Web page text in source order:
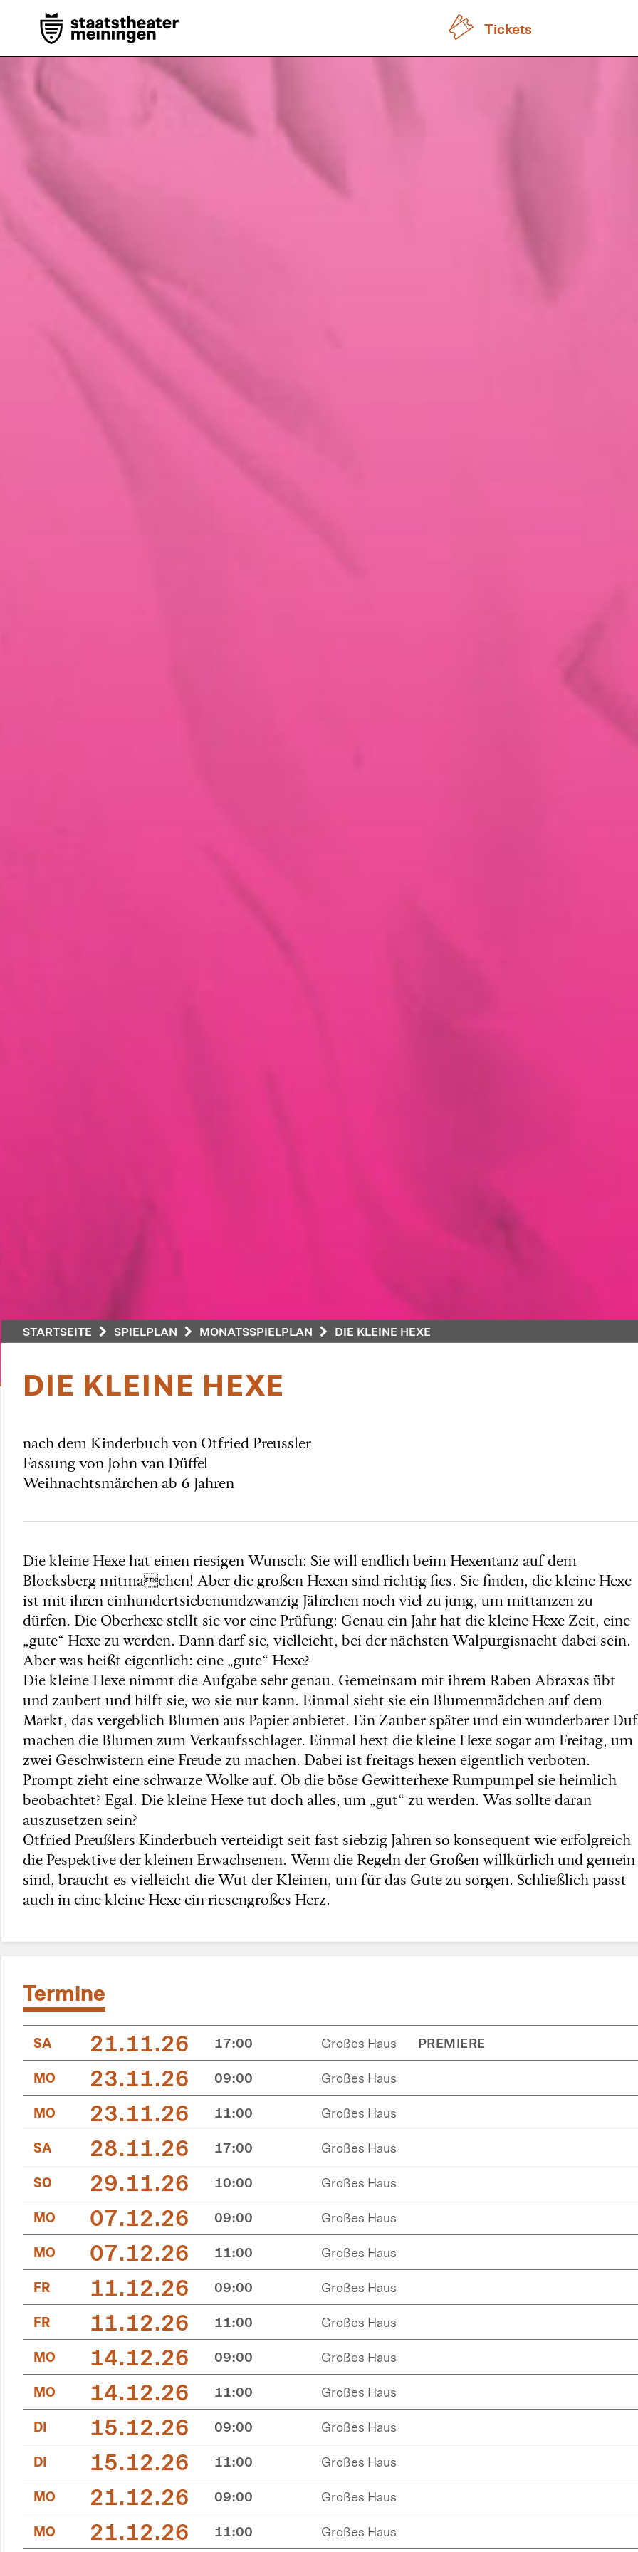
Tickets
STARTSEITE SPIELPLAN MONATSSPIELPLAN DIE KLEINE HEXE
DIE KLEINE HEXE
nach dem Kinderbuch von Otfried Preussler
Fassung von John van Düffel
Weihnachtsmärchen ab 6 Jahren
Die kleine Hexe hat einen riesigen Wunsch: Sie will endlich beim Hexentanz auf dem
Blocksberg mitmachen! Aber die großen Hexen sind richtig fies. Sie finden, die kleine Hexe
ist mit ihren einhundertsiebenundzwanzig Jährchen noch viel zu jung, um mittanzen zu
dürfen. Die Oberhexe stellt sie vor eine Prüfung: Genau ein Jahr hat die kleine Hexe Zeit, eine
„gute“ Hexe zu werden. Dann darf sie, vielleicht, bei der nächsten Walpurgisnacht dabei sein.
Aber was heißt eigentlich: eine „gute“ Hexe?
Die kleine Hexe nimmt die Aufgabe sehr genau. Gemeinsam mit ihrem Raben Abraxas übt
und zaubert und hilft sie, wo sie nur kann. Einmal sieht sie ein Blumenmädchen auf dem
Markt, das vergeblich Blumen aus Papier anbietet. Ein Zauber später und ein wunderbarer
machen die Blumen zum Verkaufsschlager. Einmal hext die kleine Hexe sogar am Freitag, um
zwei Geschwistern eine Freude zu machen. Dabei ist freitags hexen eigentlich verboten.
Prompt zieht eine schwarze Wolke auf. Ob die böse Gewitterhexe Rumpumpel sie heimlich
beobachtet? Egal. Die kleine Hexe tut doch alles, um „gut“ zu werden. Was sollte daran
auszusetzen sein?
Otfried Preußlers Kinderbuch verteidigt seit fast siebzig Jahren so konsequent wie erfolgreich
die Pespektive der kleinen Erwachsenen. Wenn die Regeln der Großen willkürlich und gemein
sind, braucht es vielleicht die Wut der Kleinen, um für das Gute zu sorgen. Schließlich passt
auch in eine kleine Hexe ein riesengroßes Herz.
Termine
SA 21.11.26 17:00 Großes Haus
PREMIERE
MO
23.11.26 09:00
Großes Haus
MO
23.11.26 11:00
Großes Haus
SA
28.11.26 17:00
Großes Haus
SO
29.11.26 10:00
Großes Haus
MO
07.12.26 09:00
Großes Haus
MO
07.12.26 11:00
Großes Haus
FR
11.12.26 09:00
Großes Haus
FR
11.12.26 11:00
Großes Haus
MO
14.12.26 09:00
Großes Haus
MO
14.12.26 11:00
Großes Haus
DI
15.12.26 09:00
Großes Haus
DI
15.12.26 11:00
Großes Haus
MO
21.12.26 09:00
Großes Haus
MO
21.12.26 11:00 Großes Haus